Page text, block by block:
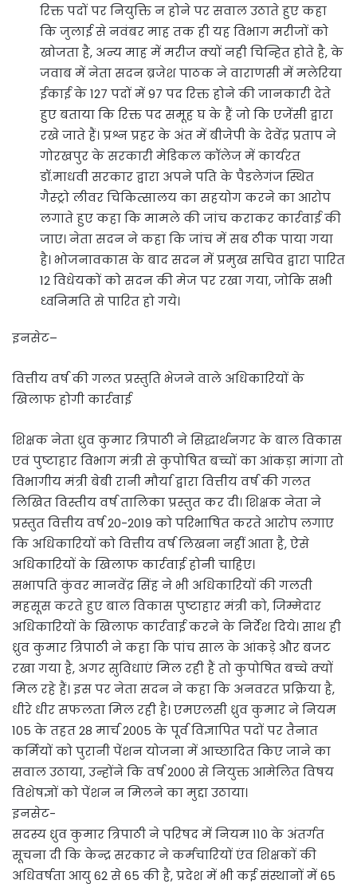
रिक्त पदों पर नियुक्ति न होने पर सवाल उठाते हुए कहा
कि जुलाई से नवंबर माह तक ही यह विभाग मरीजों को
खोजता है, अन्य माह में मरीज क्यों नही चिन्हित होते है, के
जवाब में नेता सदन ब्रजेश पाठक ने वाराणसी में मलेरिया
ईकाई के 127 पदों में 97 पद रिक्त होने की जानकारी देते
हुए बताया कि रिक्त पद समूह घ के हैं जो कि एजेंसी द्वारा
रखे जाते हैं। प्रश्न प्रहर के अंत में बीजेपी के देवेंद्र प्रताप ने
गोरखपुर के सरकारी मेडिकल कॉलेज में कार्यरत
डॉ.माधवी सरकार द्वारा अपने पति के पैडलेगंज स्थित
गैस्ट्रो लीवर चिकित्सालय का सहयोग करने का आरोप
लगाते हुए कहा कि मामले की जांच कराकर कार्रवाई की
जाए। नेता सदन ने कहा कि जांच में सब ठीक पाया गया
है। भोजनावकास के बाद सदन में प्रमुख सचिव द्वारा पारित
12 विधेयकों को सदन की मेज पर रखा गया, जोकि सभी
ध्वनिमति से पारित हो गये।
इनसेट–
वित्तीय वर्ष की गलत प्रस्तुति भेजने वाले अधिकारियों के
खिलाफ होगी कार्रवाई
शिक्षक नेता ध्रुव कुमार त्रिपाठी ने सिद्धार्थनगर के बाल विकास
एवं पुष्टाहार विभाग मंत्री से कुपोषित बच्चों का आंकड़ा मांगा तो
विभागीय मंत्री बेबी रानी मौर्या द्वारा वित्तीय वर्ष की गलत
लिखित विस्तीय वर्ष तालिका प्रस्तुत कर दी। शिक्षक नेता ने
प्रस्तुत वित्तीय वर्ष 20-2019 को परिभाषित करते आरोप लगाए
कि अधिकारियों को वित्तीय वर्ष लिखना नहीं आता है, ऐसे
अधिकारियों के खिलाफ कार्रवाई होनी चाहिए।
सभापति कुंवर मानवेंद्र सिंह ने भी अधिकारियों की गलती
महसूस करते हुए बाल विकास पुष्टाहार मंत्री को, जिम्मेदार
अधिकारियों के खिलाफ कार्रवाई करने के निर्देश दिये। साथ ही
ध्रुव कुमार त्रिपाठी ने कहा कि पांच साल के आंकड़े और बजट
रखा गया है, अगर सुविधाएं मिल रही हैं तो कुपोषित बच्चे क्यों
मिल रहे हैं। इस पर नेता सदन ने कहा कि अनवरत प्रक्रिया है,
धीरे धीर सफलता मिल रही है। एमएलसी ध्रुव कुमार ने नियम
105 के तहत 28 मार्च 2005 के पूर्व विज्ञापित पदों पर तैनात
कर्मियों को पुरानी पेंशन योजना में आच्छादित किए जाने का
सवाल उठाया, उन्होंने कि वर्ष 2000 से नियुक्त आमेलित विषय
विशेषज्ञों को पेंशन न मिलने का मुद्दा उठाया।
इनसेट-
सदस्य ध्रुव कुमार त्रिपाठी ने परिषद में नियम 110 के अंतर्गत
सूचना दी कि केन्द्र सरकार ने कर्मचारियों एंव शिक्षकों की
अधिवर्षता आयु 62 से 65 की है, प्रदेश में भी कई संस्थानों में 65